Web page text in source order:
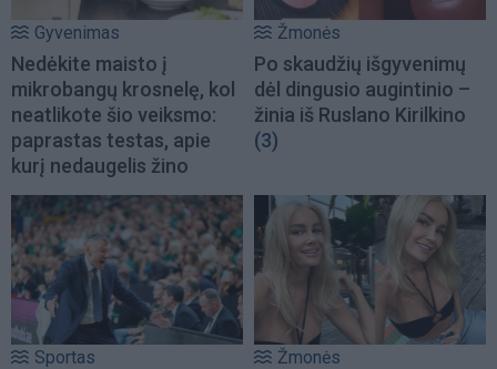
Gyvenimas
Nedėkite maisto į
mikrobangų krosnelę, kol
neatlikote šio veiksmo:
paprastas testas, apie
kurį nedaugelis žino
Žmonės
Po skaudžių išgyvenimų
dėl dingusio augintinio –
žinia iš Ruslano Kirilkino
(3)
Sportas Žmonės